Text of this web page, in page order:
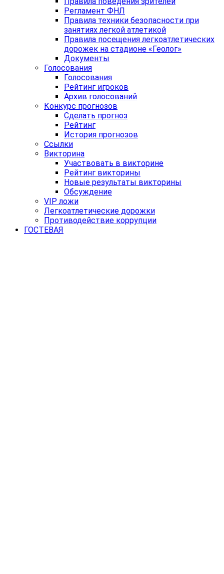
Регламент ФНЛ
Правила техники безопасности при
занятиях легкой атлетикой
Правила посещения легкоатлетических
дорожек на стадионе «Геолог»
Документы
Голосования
Голосования
Рейтинг игроков
Архив голосований
Конкурс прогнозов
Сделать прогноз
Рейтинг
История прогнозов
Ссылки
Викторина
Участвовать в викторине
Рейтинг викторины
Новые результаты викторины
Обсуждение
VIP ложи
Легкоатлетические дорожки
Противодействие коррупции
ГОСТЕВАЯ